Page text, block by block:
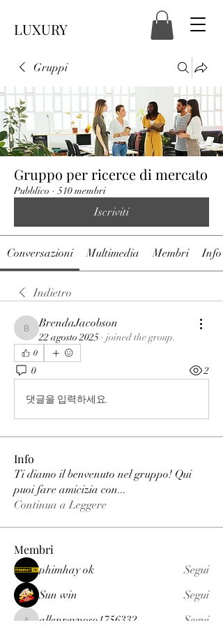
LUXURY
Gruppi
Gruppo per ricerce di mercato
Pubblico · 510 membri
Iscriviti
Conversazioni Multimedia Membri Info
Indietro
BrendaJacobson
BrendaJacobson
22 agosto 2025 · joined the group.
0
0 2
댓글을 입력하세요.
Info
Ti diamo il benvenuto nel gruppo! Qui
puoi fare amicizia con...
Continua a Leggere
Membri
phimhay ok
Segui
Sun win
Segui
allenreynoso1756332 Segui